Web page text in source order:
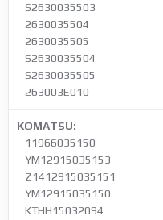
S2630035503
2630035504
2630035505
S2630035504
S2630035505
263003E010
KOMATSU:
11966035150
YM12915035153
Z1412915035151
YM12915035150
KTHH15032094